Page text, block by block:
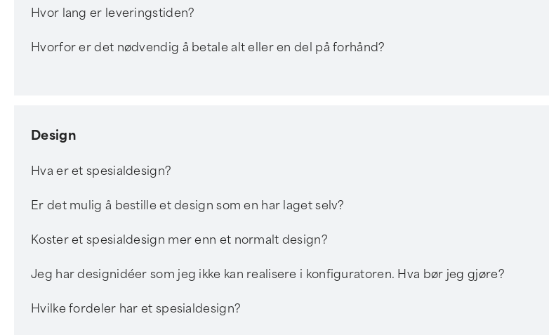
Hvor lang er leveringstiden?
Hvorfor er det nødvendig å betale alt eller en del på forhånd?
Design
Hva er et spesialdesign?
Er det mulig å bestille et design som en har laget selv?
Koster et spesialdesign mer enn et normalt design?
Jeg har designidéer som jeg ikke kan realisere i konfiguratoren. Hva bør jeg gjøre?
Hvilke fordeler har et spesialdesign?